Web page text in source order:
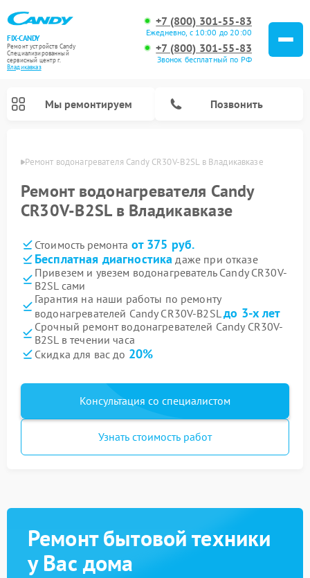
FIX-CANDY
Ремонт устройств Candy
Специализированный
cервисный центр г.
Владикавказ
+7 (800) 301-55-83
Ежедневно, с 10:00 до 20:00
+7 (800) 301-55-83
Звонок бесплатный по РФ
Мы ремонтируем Позвонить
Ремонт водонагревателя Candy CR30V-B2SL в Владикавказе
Ремонт водонагревателя Candy
CR30V-B2SL в Владикавказе
Стоимость ремонта от 375 руб.
Бесплатная диагностика даже при отказе
Привезем и увезем водонагреватель Candy CR30V-
B2SL сами
Гарантия на наши работы по ремонту
водонагревателей Candy CR30V-B2SLдо 3-х лет
Срочный ремонт водонагревателей Candy CR30V-
B2SL в течении часа
Скидка для вас до 20%
Консультация со специалистом
Узнать стоимость работ
Ремонт бытовой техники
у Вас дома